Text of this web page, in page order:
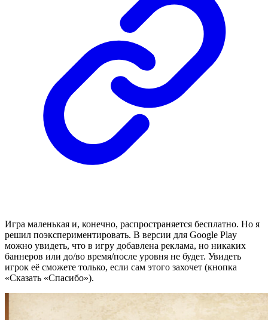
Игра маленькая и, конечно, распространяется бесплатно. Но я
решил поэкспериментировать. В версии для Google Play
можно увидеть, что в игру добавлена реклама, но никаких
баннеров или до/во время/после уровня не будет. Увидеть
игрок её сможете только, если сам этого захочет (кнопка
«Сказать «Спасибо»).